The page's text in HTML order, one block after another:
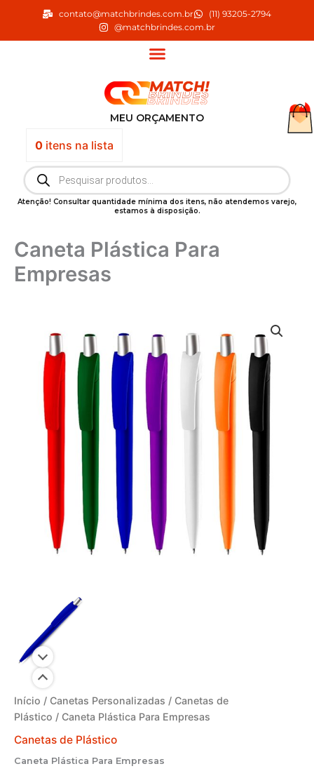
o
contato@matchbrindes.com.br
(11) 93205-2794
@matchbrindes.com.br
MEU ORÇAMENTO
0itens na lista
Pesquisar
produtos
Atenção! Consultar quantidade mínima dos itens, não atendemos varejo,
estamos à disposição.
Caneta Plástica Para
Empresas
Início / Canetas Personalizadas / Canetas de
Plástico / Caneta Plástica Para Empresas
Canetas de Plástico
Caneta Plástica Para Empresas